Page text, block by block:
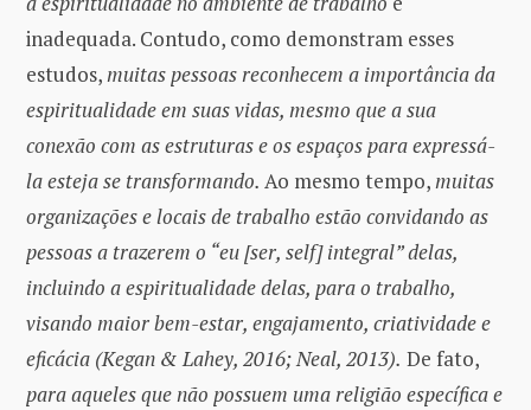
inadequada. Contudo, como demonstram esses
estudos,muitas pessoas reconhecem a importância da
espiritualidade em suas vidas, mesmo que a sua
conexão com as estruturas e os espaços para expressá-
la esteja se transformando. Ao mesmo tempo,muitas
organizações e locais de trabalho estão convidando as
pessoas a trazerem o “eu [ser, self] integral” delas,
incluindo a espiritualidade delas, para o trabalho,
visando maior bem-estar, engajamento, criatividade e
eficácia (Kegan & Lahey, 2016; Neal, 2013). De fato,
para aqueles que não possuem uma religião específica e